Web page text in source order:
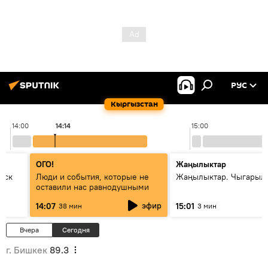
Кыргызстан
РУС
14:00 15:00
14:14
ОГО!
Люди и события, которые не
оставили нас равнодушными
14:07 38 мин эфир
Жаңылыктар
Жаңылыктар.
15:01 3 мин
Вчера Сегодня
г. Бишкек 89.3